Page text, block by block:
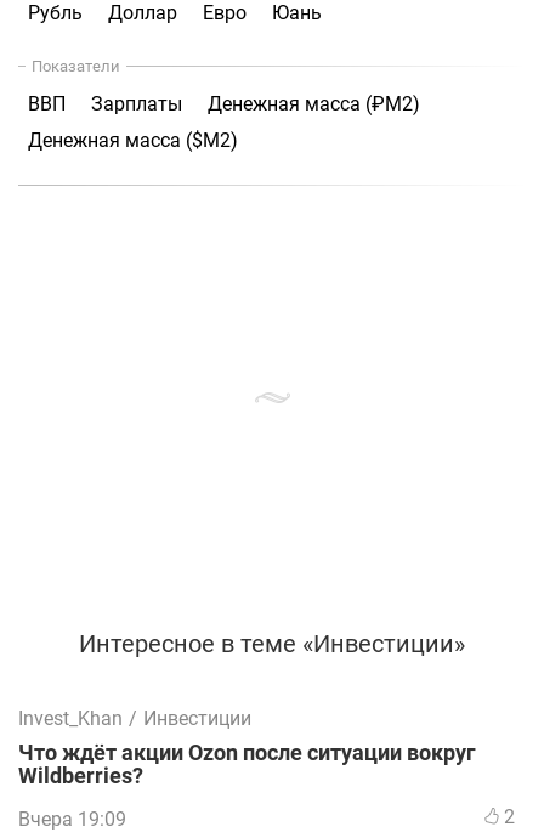
Рубль Доллар Евро Юань
Показатели
ВВП Зарплаты
Денежная масса (₽М2)
Денежная масса ($М2)
Интересное в теме «Инвестиции»
Invest_Khan / Инвестиции
Что ждёт акции Ozon после ситуации вокруг
Wildberries?
Вчера 19:09 2